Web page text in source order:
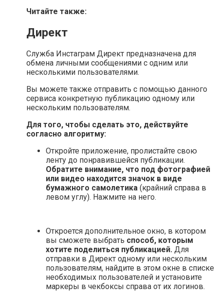
Читайте также:
Директ
Служба Инстаграм Директ предназначена для
обмена личными сообщениями с одним или
несколькими пользователями.
Вы можете также отправить с помощью данного
сервиса конкретную публикацию одному или
нескольким пользователям.
Для того, чтобы сделать это, действуйте
согласно алгоритму:
Откройте приложение, пролистайте свою
ленту до понравившейся публикации.
Обратите внимание, что под фотографией
или видео находится значок в виде
бумажного самолетика (крайний справа в
левом углу). Нажмите на него.
Откроется дополнительное окно, в котором
вы сможете выбрать способ, которым
хотите поделиться публикацией. Для
отправки в Директ одному или нескольким
пользователям, найдите в этом окне в списке
необходимых пользователей и установите
маркеры в чекбоксы справа от их логинов.